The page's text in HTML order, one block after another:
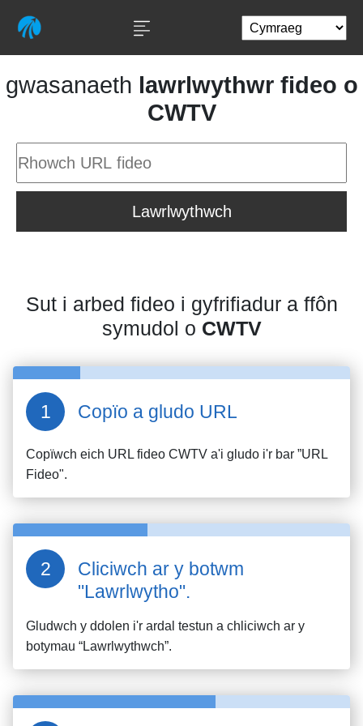
gwasanaeth lawrlwythwr fideo o
CWTV
Lawrlwythwch
Sut i arbed fideo i gyfrifiadur a ffôn
symudol o CWTV
Copïo a gludo URL
Copïwch eich URL fideo CWTV a'i gludo i'r bar ”URL
Fideo".
Cliciwch ar y botwm
"Lawrlwytho".
Gludwch y ddolen i'r ardal testun a chliciwch ar y
botymau “Lawrlwythwch”.